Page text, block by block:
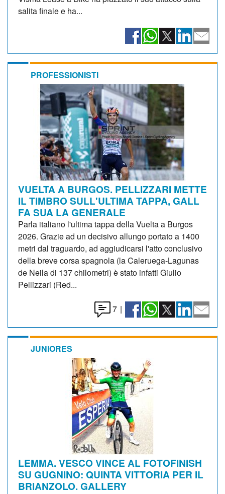
salita finale e ha...
PROFESSIONISTI
VUELTA A BURGOS. PELLIZZARI METTE
IL TIMBRO SULL'ULTIMA TAPPA, GALL
FA SUA LA GENERALE
Parla italiano l'ultima tappa della Vuelta a Burgos
2026. Grazie ad un decisivo allungo portato a 1400
metri dal traguardo, ad aggiudicarsi l'atto conclusivo
della breve corsa spagnola (la Caleruega-Lagunas
de Neila di 137 chilometri) è stato infatti Giulio
Pellizzari (Red...
7 |
JUNIORES
LEMMA. VESCO VINCE AL FOTOFINISH
SU GUGNINO: QUINTA VITTORIA PER IL
BRIANZOLO. GALLERY